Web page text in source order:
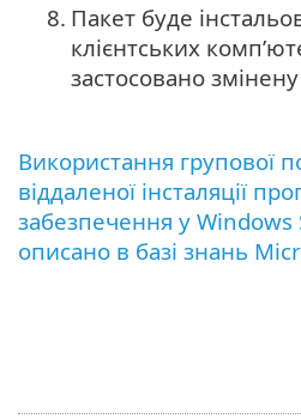
8. Пакет буде
клієнтських
застосовано
Використання групової
віддаленої інсталяції
забезпечення у Windows
описано в базі знань